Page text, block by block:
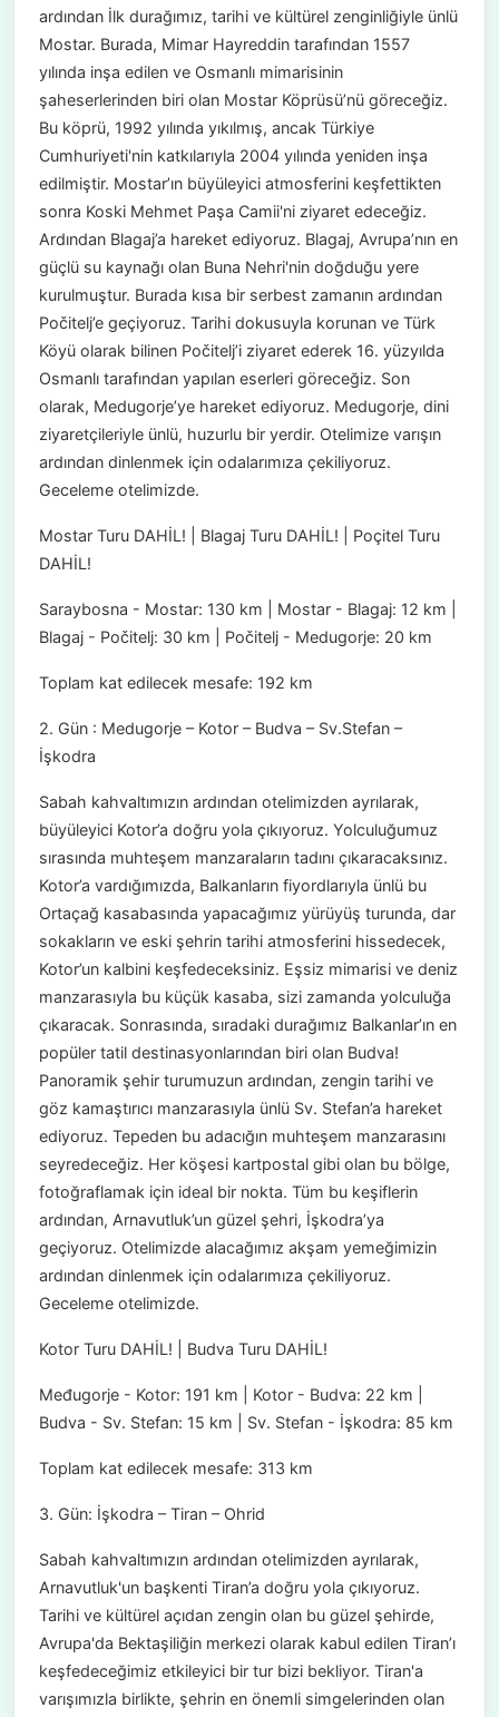
ardından İlk durağımız, tarihi ve kültürel zenginliğiyle ünlü
Mostar. Burada, Mimar Hayreddin tarafından 1557
yılında inşa edilen ve Osmanlı mimarisinin
şaheserlerinden biri olan Mostar Köprüsü’nü göreceğiz.
Bu köprü, 1992 yılında yıkılmış, ancak Türkiye
Cumhuriyeti'nin katkılarıyla 2004 yılında yeniden inşa
edilmiştir. Mostar’ın büyüleyici atmosferini keşfettikten
sonra Koski Mehmet Paşa Camii'ni ziyaret edeceğiz.
Ardından Blagaj’a hareket ediyoruz. Blagaj, Avrupa’nın en
güçlü su kaynağı olan Buna Nehri'nin doğduğu yere
kurulmuştur. Burada kısa bir serbest zamanın ardından
Počitelj’e geçiyoruz. Tarihi dokusuyla korunan ve Türk
Köyü olarak bilinen Počitelj’i ziyaret ederek 16. yüzyılda
Osmanlı tarafından yapılan eserleri göreceğiz. Son
olarak, Medugorje’ye hareket ediyoruz. Medugorje, dini
ziyaretçileriyle ünlü, huzurlu bir yerdir. Otelimize varışın
ardından dinlenmek için odalarımıza çekiliyoruz.
Geceleme otelimizde.
Mostar Turu DAHİL! | Blagaj Turu DAHİL! | Poçitel Turu
DAHİL!
Saraybosna - Mostar: 130 km | Mostar - Blagaj: 12 km |
Blagaj - Počitelj: 30 km | Počitelj - Medugorje: 20 km
Toplam kat edilecek mesafe: 192 km
2. Gün : Medugorje – Kotor – Budva – Sv.Stefan –
İşkodra
Sabah kahvaltımızın ardından otelimizden ayrılarak,
büyüleyici Kotor’a doğru yola çıkıyoruz. Yolculuğumuz
sırasında muhteşem manzaraların tadını çıkaracaksınız.
Kotor’a vardığımızda, Balkanların fiyordlarıyla ünlü bu
Ortaçağ kasabasında yapacağımız yürüyüş turunda, dar
sokakların ve eski şehrin tarihi atmosferini hissedecek,
Kotor’un kalbini keşfedeceksiniz. Eşsiz mimarisi ve deniz
manzarasıyla bu küçük kasaba, sizi zamanda yolculuğa
çıkaracak. Sonrasında, sıradaki durağımız Balkanlar’ın en
popüler tatil destinasyonlarından biri olan Budva!
Panoramik şehir turumuzun ardından, zengin tarihi ve
göz kamaştırıcı manzarasıyla ünlü Sv. Stefan’a hareket
ediyoruz. Tepeden bu adacığın muhteşem manzarasını
seyredeceğiz. Her köşesi kartpostal gibi olan bu bölge,
fotoğraflamak için ideal bir nokta. Tüm bu keşiflerin
ardından, Arnavutluk’un güzel şehri, İşkodra’ya
geçiyoruz. Otelimizde alacağımız akşam yemeğimizin
ardından dinlenmek için odalarımıza çekiliyoruz.
Geceleme otelimizde.
Kotor Turu DAHİL! | Budva Turu DAHİL!
Međugorje - Kotor: 191 km | Kotor - Budva: 22 km |
Budva - Sv. Stefan: 15 km | Sv. Stefan - İşkodra: 85 km
Toplam kat edilecek mesafe: 313 km
3. Gün: İşkodra – Tiran – Ohrid
Sabah kahvaltımızın ardından otelimizden ayrılarak,
Arnavutluk'un başkenti Tiran’a doğru yola çıkıyoruz.
Tarihi ve kültürel açıdan zengin olan bu güzel şehirde,
Avrupa'da Bektaşiliğin merkezi olarak kabul edilen Tiran’ı
keşfedeceğimiz etkileyici bir tur bizi bekliyor. Tiran'a
varışımızla birlikte, şehrin en önemli simgelerinden olan